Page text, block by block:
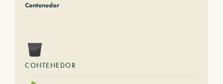
Contenedor
CONTENEDOR